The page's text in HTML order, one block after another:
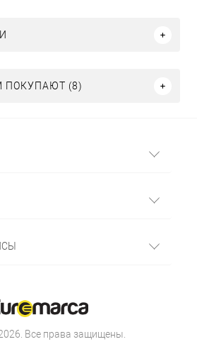
ПОКУПАЮТ (8)
Все права защищены.